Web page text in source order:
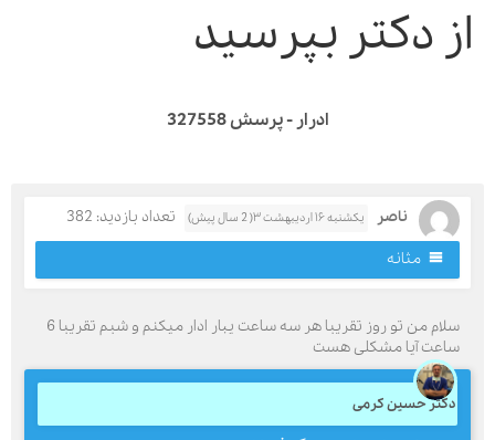
دکتر بپرسید
ادرار - پرسش 327558
ناصر یکشنبه ۱۶ اردیبهشت ۳( 2 سال پیش)
تعداد بازدید: 382
مثانه
سلام من تو روز تقریبا هر سه ساعت یبار ادار میکنم و شبم تقریبا 6
آیا مشکلی هست
دکتر حسین کرمی